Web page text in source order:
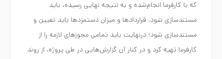
که با کارفرما انجام‌شده و به نتیجه نهایی رسیده، باید
مستندسازی شود. قراردادها و میزان دستمزدها باید تعیین و
مستندسازی شود؛ درنهایت باید تمامی مجوزهای لازمه را از
کارفرما تهیه کرد و در کنار آن گزارش‌هایی در طی پروژه، از روند